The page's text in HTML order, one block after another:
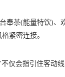
奉茶(能量特饮)
紧密连接。
仅会指引住客动